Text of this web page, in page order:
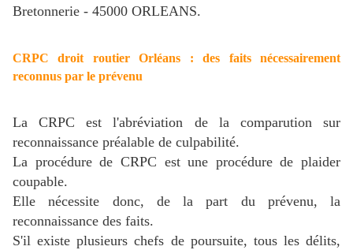
Bretonnerie - 45000 ORLEANS.
CRPC droit routier Orléans : des faits nécessairement
reconnus par le prévenu
La CRPC est l'abréviation de la comparution sur
reconnaissance préalable de culpabilité.
La procédure de CRPC est une procédure de plaider
coupable.
Elle nécessite donc, de la part du prévenu, la
reconnaissance des faits.
S'il existe plusieurs chefs de poursuite, tous les délits,